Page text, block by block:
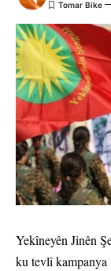
Yekîneyên Jinên
ku tevlî